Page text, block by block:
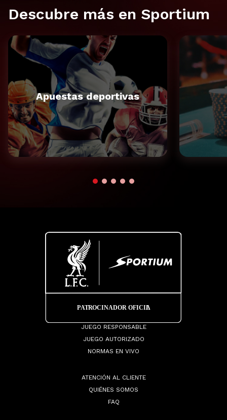
Descubre más en Sportium
Apuestas deportivas
JUEGO RESPONSABLE
JUEGO AUTORIZADO
NORMAS EN VIVO
ATENCIÓN AL CLIENTE
QUIÉNES SOMOS
FAQ